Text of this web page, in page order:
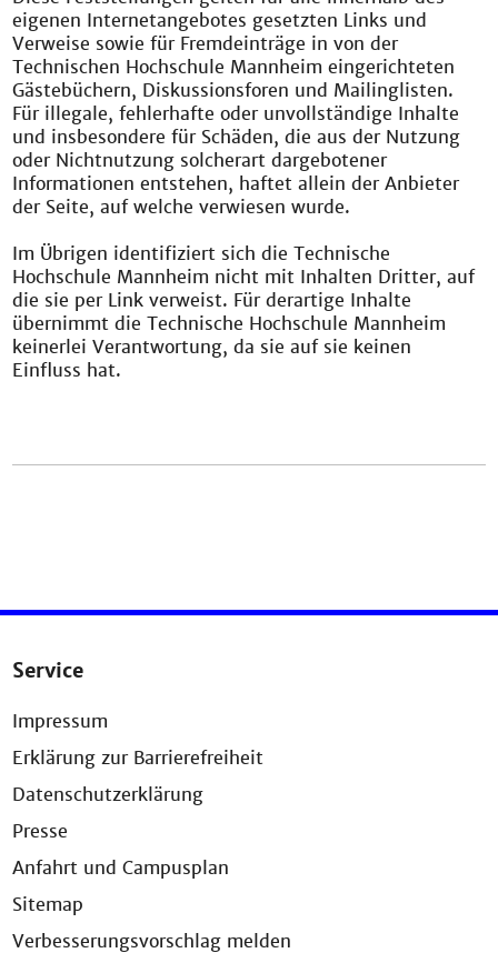
eigenen Internetangebotes gesetzten Links und
Verweise sowie für Fremdeinträge in von der
Technischen Hochschule Mannheim eingerichteten
Gästebüchern, Diskussionsforen und Mailinglisten.
Für illegale, fehlerhafte oder unvollständige Inhalte
und insbesondere für Schäden, die aus der Nutzung
oder Nichtnutzung solcherart dargebotener
Informationen entstehen, haftet allein der Anbieter
der Seite, auf welche verwiesen wurde.
Im Übrigen identifiziert sich die Technische
Hochschule Mannheim nicht mit Inhalten Dritter, auf
die sie per Link verweist. Für derartige Inhalte
übernimmt die Technische Hochschule Mannheim
keinerlei Verantwortung, da sie auf sie keinen
Einfluss hat.
Service
Impressum
Erklärung zur Barrierefreiheit
Datenschutzerklärung
Presse
Anfahrt und Campusplan
Sitemap
Verbesserungsvorschlag melden